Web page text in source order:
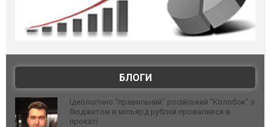
БЛОГИ
Ідеологічно "правильний" російський "Колобок" з
бюджетом в мільярд рублєй провалився в
прокаті